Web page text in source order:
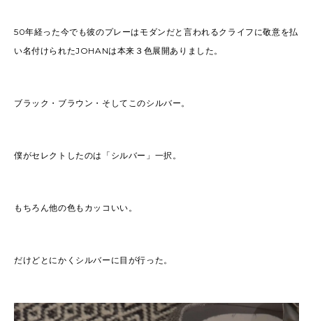
50年経った今でも彼のプレーはモダンだと言われるクライフに敬意を払
い名付けられたJOHANは本来３色展開ありました。
ブラック・ブラウン・そしてこのシルバー。
僕がセレクトしたのは「シルバー」一択。
もちろん他の色もカッコいい。
だけどとにかくシルバーに目が行った。